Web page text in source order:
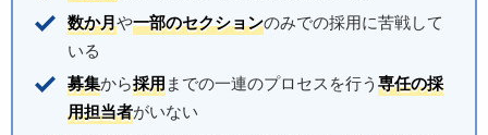
数か月や一部のセクションのみでの採用に苦戦して
いる
募集から採用までの一連のプロセスを行う 専任の採
用担当者がいない